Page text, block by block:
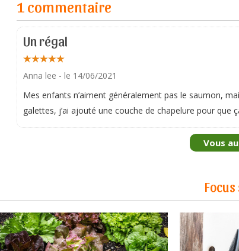
1 commentaire
Un régal
Anna lee - le 14/06/2021
Mes enfants n’aiment généralement pas le saumon,
galettes, j’ai ajouté une couche de chapelure pour que
Vous